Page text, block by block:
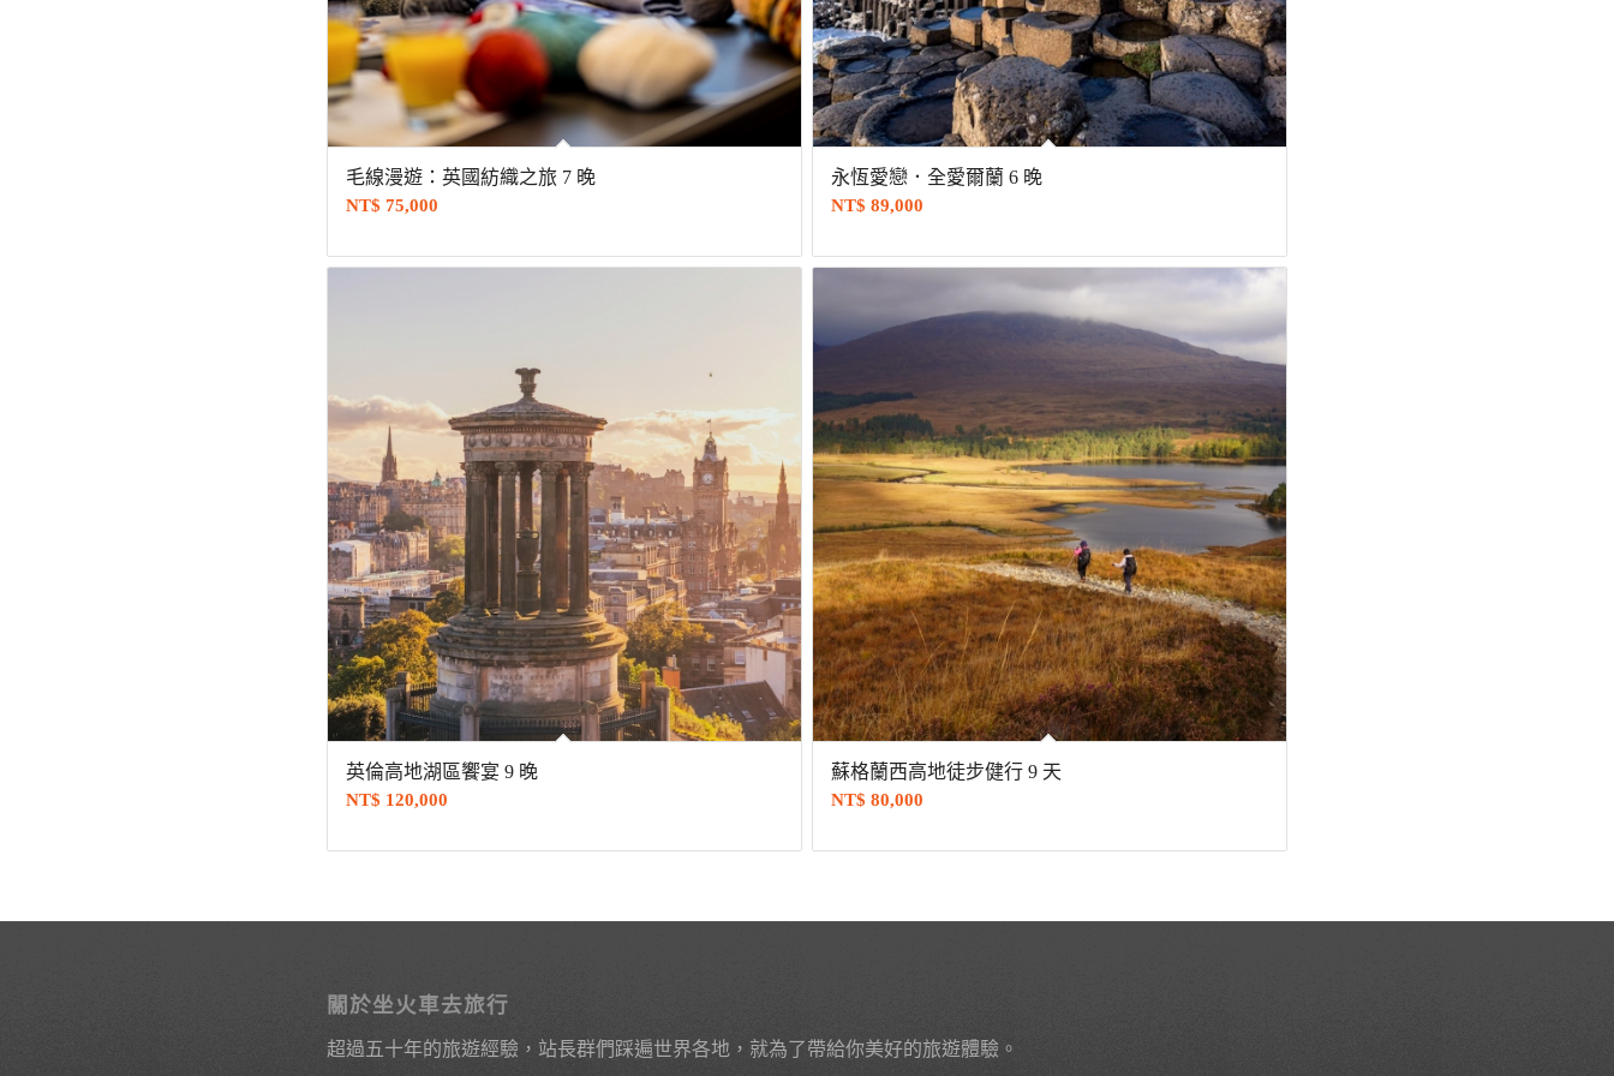
毛線漫遊：英國紡織之旅 7 晚
NT$ 75,000
永恆愛戀．全愛爾蘭 6 晚
NT$ 89,000
英倫高地湖區饗宴 9 晚
NT$ 120,000
蘇格蘭西高地徒步健行 9 天
NT$ 80,000
關於坐火車去旅行
超過五十年的旅遊經驗，站長群們踩遍世界各地，就為了帶給你美好的旅遊體驗。